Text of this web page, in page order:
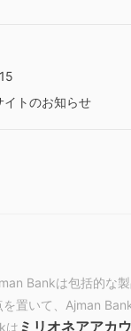
イトのお知らせ
Bankは包括的な
置いて、Ajman
は ミリオネアアカ